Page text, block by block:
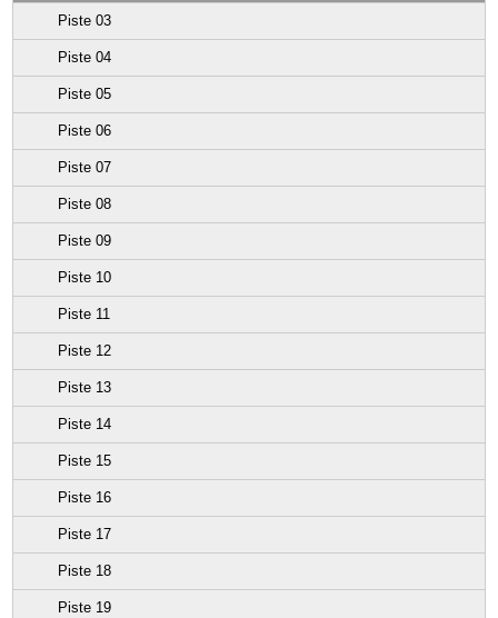
Piste 03
Piste 04
Piste 05
Piste 06
Piste 07
Piste 08
Piste 09
Piste 10
Piste 11
Piste 12
Piste 13
Piste 14
Piste 15
Piste 16
Piste 17
Piste 18
Piste 19